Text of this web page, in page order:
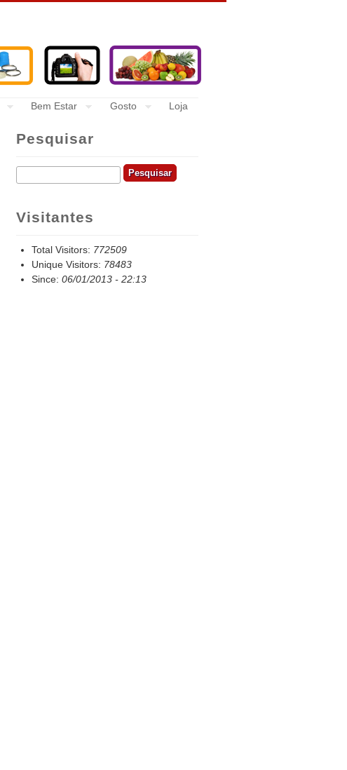
Bem Estar Gosto Loja
Pesquisar
Pesquisar
Visitantes
Total Visitors: 772509
Unique Visitors: 78483
Since: 06/01/2013 - 22:13